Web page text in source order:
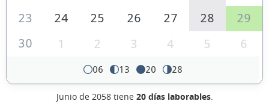
23
24 25 26 27 28
29
30
1 2 3 4 5 6
06 13 20 28
Junio de 2058 tiene 20 días laborables.